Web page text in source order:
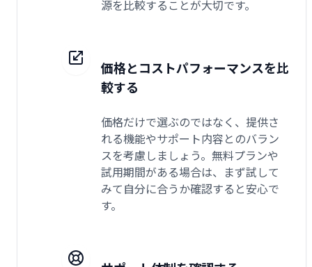
源を比較することが大切です。
価格とコストパフォーマンスを比
較する
価格だけで選ぶのではなく、提供さ
れる機能やサポート内容とのバラン
スを考慮しましょう。無料プランや
試用期間がある場合は、まず試して
みて自分に合うか確認すると安心で
す。